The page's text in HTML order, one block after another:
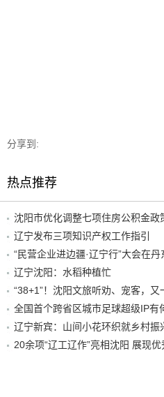
分享到:
热点推荐
沈阳市优化调整七项住房公积金政
辽宁发布三项知识产权工作指引
“民营企业进边疆·辽宁行”大会在丹
辽宁沈阳：水稻种植忙
辽宁新宾：山间小花环织就乡村振
20余项“辽工辽作”亮相沈阳 展现